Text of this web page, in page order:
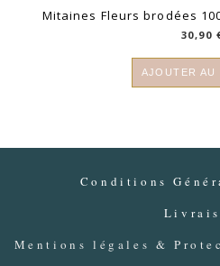
Mitaines Fleurs brodées
30,90
AJOUTER AU
Conditions
Mentions légales &